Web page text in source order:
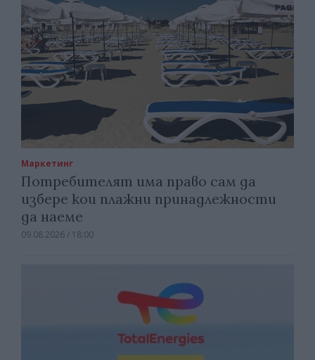
Маркетинг
Потребителят има право сам да
избере кои плажни принадлежности
да наеме
09.08.2026 / 18:00